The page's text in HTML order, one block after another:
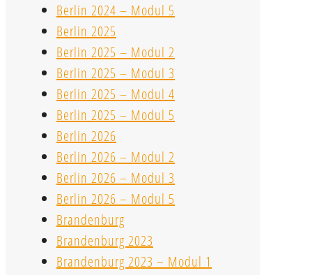
Berlin 2024 – Modul 5
Berlin 2025
Berlin 2025 – Modul 2
Berlin 2025 – Modul 3
Berlin 2025 – Modul 4
Berlin 2025 – Modul 5
Berlin 2026
Berlin 2026 – Modul 2
Berlin 2026 – Modul 3
Berlin 2026 – Modul 5
Brandenburg
Brandenburg 2023
Brandenburg 2023 – Modul 1